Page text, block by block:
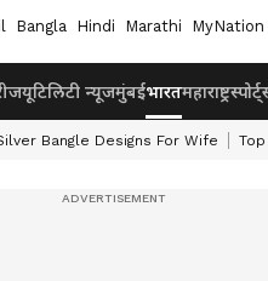
Bangla Hindi Marathi MyNation
यूटिलिटी न्यूजमुंबईभारतमहाराष्ट्र
Bangle Designs For Wife